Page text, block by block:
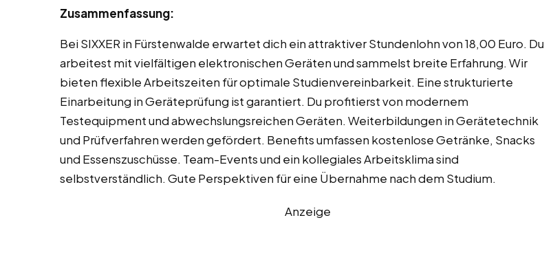
Zusammenfassung:
Bei SIXXER in Fürstenwalde erwartet dich ein attraktiver Stundenlohn von 18,00 Euro. Du
arbeitest mit vielfältigen elektronischen Geräten und sammelst breite Erfahrung. Wir
bieten flexible Arbeitszeiten für optimale Studienvereinbarkeit. Eine strukturierte
Einarbeitung in Geräteprüfung ist garantiert. Du profitierst von modernem
Testequipment und abwechslungsreichen Geräten. Weiterbildungen in Gerätetechnik
und Prüfverfahren werden gefördert. Benefits umfassen kostenlose Getränke, Snacks
und Essenszuschüsse. Team-Events und ein kollegiales Arbeitsklima sind
selbstverständlich. Gute Perspektiven für eine Übernahme nach dem Studium.
Anzeige